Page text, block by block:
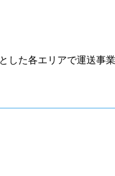
した各エリアで運送